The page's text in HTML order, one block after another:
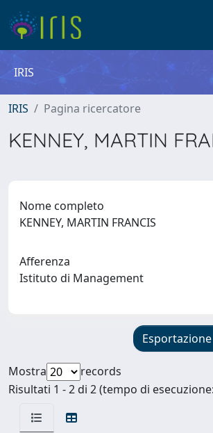
IRIS
IRIS Pagina ricercatore
KENNEY, MARTIN
Nome completo
KENNEY, MARTIN FRANCIS
Afferenza
Istituto di Management
Esportazione
Mostra
records
Risultati 1 - 2 di 2 (tempo di